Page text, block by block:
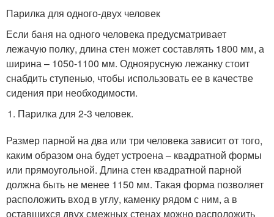
Парилка для одного-двух человек
Если баня на одного человека предусматривает
лежачую полку, длина стен может составлять 1800 мм, а
ширина – 1050-1100 мм. Одноярусную лежанку стоит
снабдить ступенью, чтобы использовать ее в качестве
сидения при необходимости.
Парилка для 2-3 человек.
Размер парной на два или три человека зависит от того,
каким образом она будет устроена – квадратной формы
или прямоугольной. Длина стен квадратной парной
должна быть не менее 1150 мм. Такая форма позволяет
расположить вход в углу, каменку рядом с ним, а в
оставшихся двух смежных стенах можно расположить